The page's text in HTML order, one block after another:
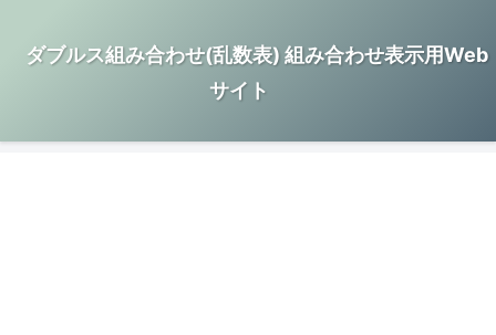
ダブルス組み合わせ(乱数表) 組み合わせ表示用Web
サイト